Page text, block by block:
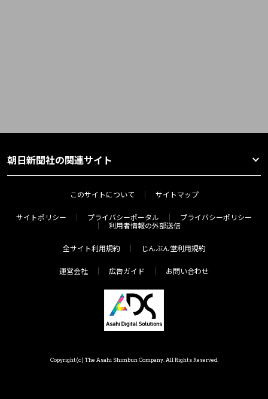
朝日新聞社の関連サイト
このサイトについて サイトマップ
サイトポリシー プライバシーポータル
プライバシーポリシー
利用者情報の外部送信
全サイト利用規約 じんぶん堂利用規約
運営会社 広告ガイド お問い合わせ
Copyright(c) The Asahi Shimbun Company. All Rights Reserved.